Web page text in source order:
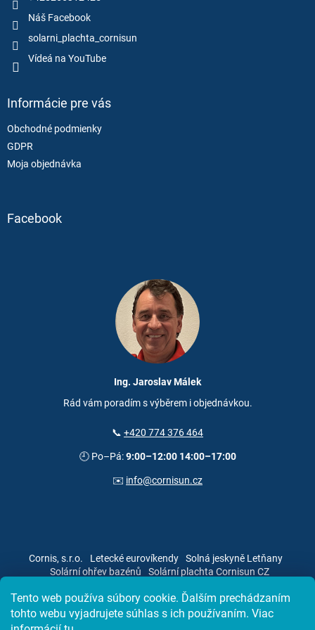
Tento web používa súbory cookie. Ďalším prechádzaním
tohto webu vyjadrujete súhlas s ich používaním. Viac
Náš Facebook
solarni_plachta_cornisun
Vídeá na YouTube
Informácie pre vás
Obchodné podmienky
GDPR
Moja objednávka
Facebook
Ing. Jaroslav Málek
Rád vám poradím s výběrem i objednávkou.
📞 +420 774 376 464
🕘 Po–Pá:9:00–12:00 14:00–17:00
✉️ info@cornisun.cz
Cornis, s.r.o. Letecké eurovíkendy
Solná jeskyně Letňany
Solární ohřev bazénů
Solární plachta Cornisun CZ